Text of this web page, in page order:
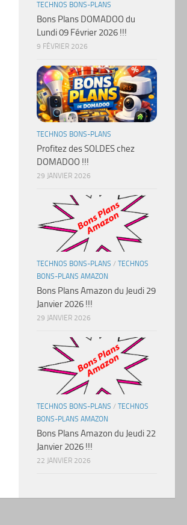
TECHNOS BONS-PLANS
Bons Plans DOMADOO du
Lundi 09 Février 2026 !!!
9 FÉVRIER 2026
TECHNOS BONS-PLANS
Profitez des SOLDES chez
DOMADOO !!!
29 JANVIER 2026
TECHNOS BONS-PLANS / TECHNOS
BONS-PLANS AMAZON
Bons Plans Amazon du Jeudi 29
Janvier 2026 !!!
29 JANVIER 2026
TECHNOS BONS-PLANS / TECHNOS
BONS-PLANS AMAZON
Bons Plans Amazon du Jeudi 22
Janvier 2026 !!!
22 JANVIER 2026